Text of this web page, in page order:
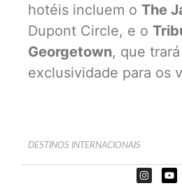
hotéis incluem o The
Dupont Circle, e o
Georgetown, que
exclusividade para os
DESTINOS INTERNACIONAIS